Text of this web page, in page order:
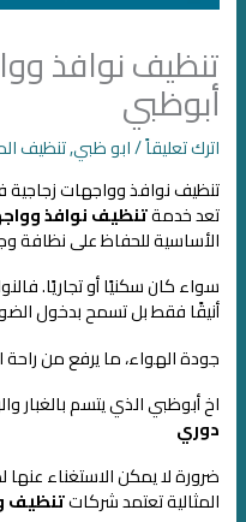
تنظيف نوافذ
أبوظبي
اترك تعليقاً/ابو ظبي,تنظيف
تنظيف نوافذ وواجهات
تعد خدمةتنظيف نوافذ
الأساسية للحفاظ على نظافة
سواء كان سكنيًا أو تجاريًا.
أنيقًا فقطبل تسمح بدخول
جودة الهواء، ما يرفع من راحة
اخ أبوظبي الذي يتسم بالغبار
دوري
ضرورة لا يمكن الاستغناء عنها
المثاليةتعتمد شركاتتنظيف